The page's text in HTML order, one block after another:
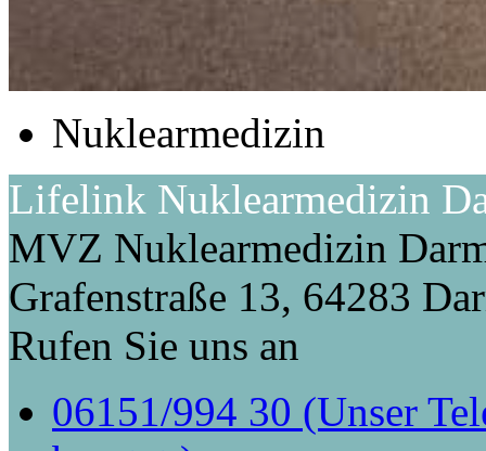
Nuklearmedizin
Lifelink Nuklearmedizin
MVZ Nuklearmedizin
Grafenstraße 13, 64283
Rufen Sie uns an
06151/994 30 (Unser